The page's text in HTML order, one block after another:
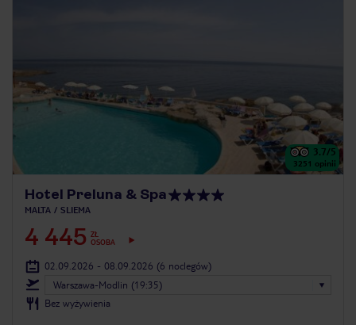
3.7/5
3251 opinii
Hotel Preluna & Spa
MALTA SLIEMA
4 445 ZŁ
OSOBA
02.09.2026 - 08.09.2026 (6 noclegów)
Warszawa-Modlin (19:35)
Bez wyżywienia